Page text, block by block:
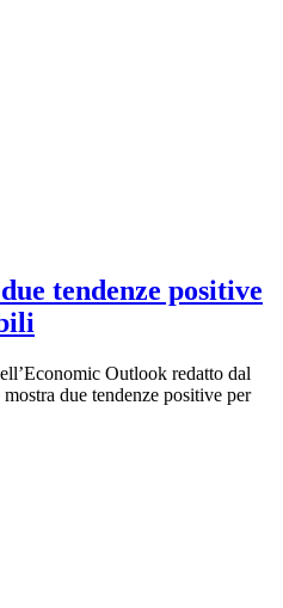
tendenze positive
Outlook redatto dal
due tendenze positive per